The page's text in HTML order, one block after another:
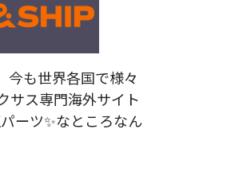
今も世界各国で様々
サス専門海外サイト
ーツ✨なところなん